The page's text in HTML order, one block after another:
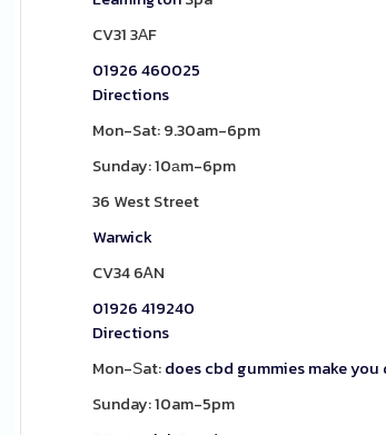
CV31 3ΑF
01926 460025
Directions
Mon-Sat: 9.30am-6pm
Sunday: 10аm-6pm
36 West Street
Warwick
CV34 6ᎪN
01926 419240
Directions
Mon-Ѕat:does cbd gummies make you
Sunday: 10am-5pm